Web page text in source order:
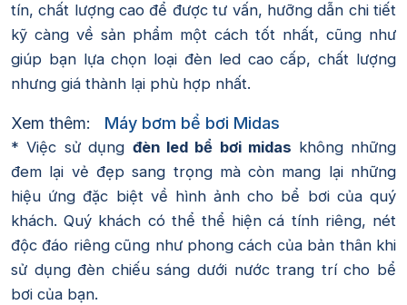
tín, chất lượng cao để được tư vấn, hưỡng dẫn chi tiết
kỹ càng về sản phẩm một cách tốt nhất, cũng như
giúp bạn lựa chọn loại đèn led cao cấp, chất lượng
nhưng giá thành lại phù hợp nhất.
Xem thêm: Máy bơm bể bơi Midas
* Việc sử dụng đèn led bể bơi midas không những
đem lại vẻ đẹp sang trọng mà còn mang lại những
hiệu ứng đặc biệt về hình ảnh cho bể bơi của quý
khách. Quý khách có thể thể hiện cá tính riêng, nét
độc đáo riêng cũng như phong cách của bản thân khi
sử dụng đèn chiếu sáng dưới nước trang trí cho bể
bơi của bạn.